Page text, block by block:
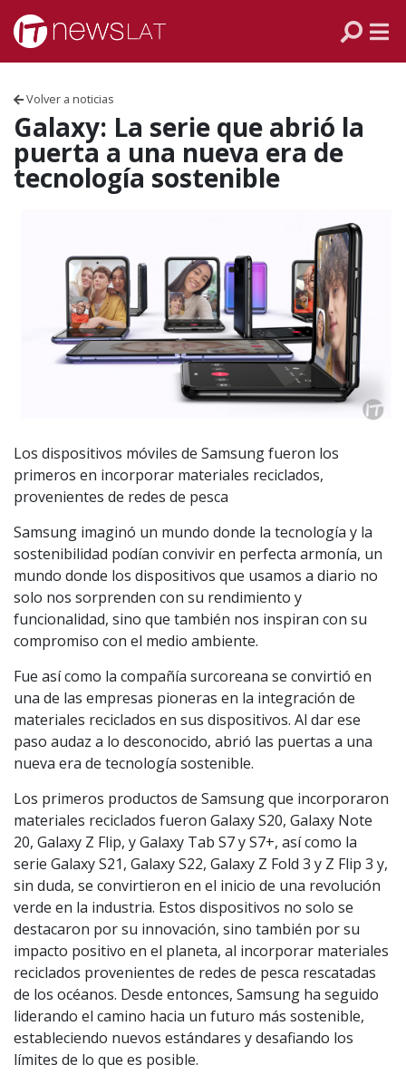
Skip to content
Volver a noticias
Galaxy: La serie que abrió la
puerta a una nueva era de
tecnología sostenible
Los dispositivos móviles de Samsung fueron los
primeros en incorporar materiales reciclados,
provenientes de redes de pesca
Samsung imaginó un mundo donde la tecnología y la
sostenibilidad podían convivir en perfecta armonía, un
mundo donde los dispositivos que usamos a diario no
solo nos sorprenden con su rendimiento y
funcionalidad, sino que también nos inspiran con su
compromiso con el medio ambiente.
Fue así como la compañía surcoreana se convirtió en
una de las empresas pioneras en la integración de
materiales reciclados en sus dispositivos. Al dar ese
paso audaz a lo desconocido, abrió las puertas a una
nueva era de tecnología sostenible.
Los primeros productos de Samsung que incorporaron
materiales reciclados fueron Galaxy S20, Galaxy Note
20, Galaxy Z Flip, y Galaxy Tab S7 y S7+, así como la
serie Galaxy S21, Galaxy S22, Galaxy Z Fold 3 y Z Flip 3 y,
sin duda, se convirtieron en el inicio de una revolución
verde en la industria. Estos dispositivos no solo se
destacaron por su innovación, sino también por su
impacto positivo en el planeta, al incorporar materiales
reciclados provenientes de redes de pesca rescatadas
de los océanos. Desde entonces, Samsung ha seguido
liderando el camino hacia un futuro más sostenible,
estableciendo nuevos estándares y desafiando los
límites de lo que es posible.
VENEZUELA
ECUADOR
CHILE
ARGENTINA
MÉXICO